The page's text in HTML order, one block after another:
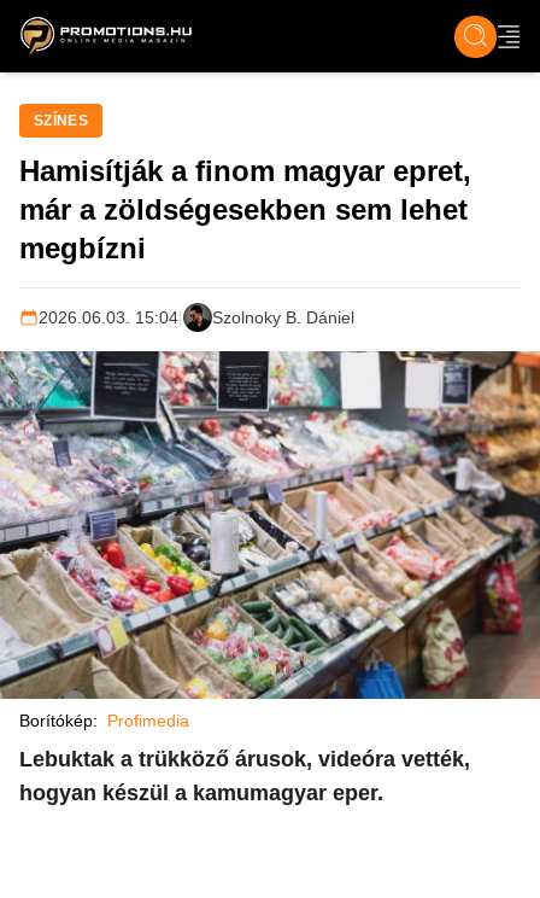
ZENE, FILM & KULT ÉLET TECH &
SZÍNES
Hamisítják a finom magyar epret,
már a zöldségesekben sem lehet
megbízni
2026.06.03. 15:04| Szolnoky B. Dániel
Borítókép: Profimedia
Lebuktak a trükköző árusok, videóra vették,
hogyan készül a kamumagyar eper.